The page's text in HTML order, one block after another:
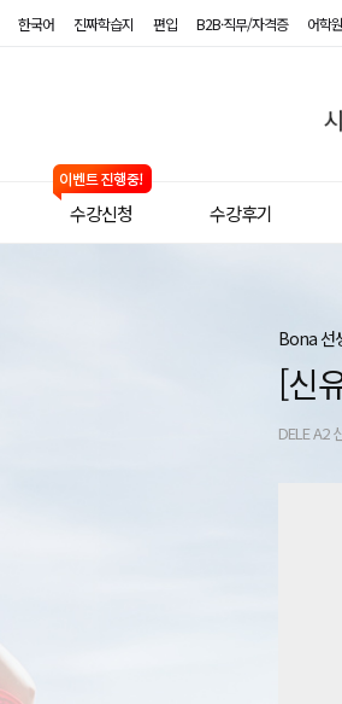
한국어 진짜학습지 편입 B2B·직무/자격증 어학원
쿨
페
인
어
수강신청 수강후기
Bona 선
[신
DELE A2